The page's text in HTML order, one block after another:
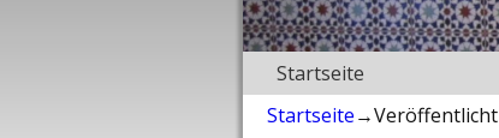
Startseite
Startseite→Veröffentlicht